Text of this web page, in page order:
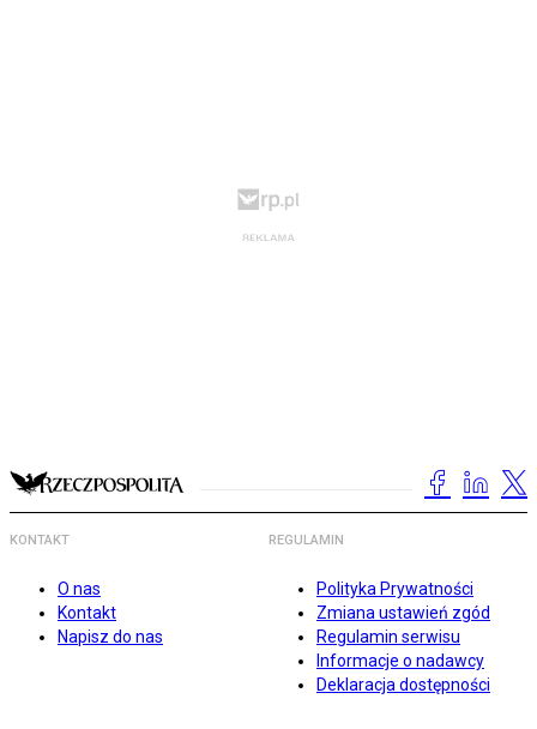
KONTAKT
O nas
Kontakt
Napisz do nas
REGULAMIN
Polityka Prywatności
Zmiana ustawień zgód
Regulamin serwisu
Informacje o nadawcy
Deklaracja dostępności